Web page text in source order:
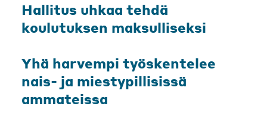
Hallitus uhkaa tehdä
koulutuksen maksulliseksi
Yhä harvempi työskentelee
nais- ja miestypillisissä
ammateissa